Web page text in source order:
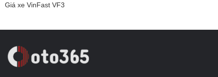
Giá xe VinFast VF3